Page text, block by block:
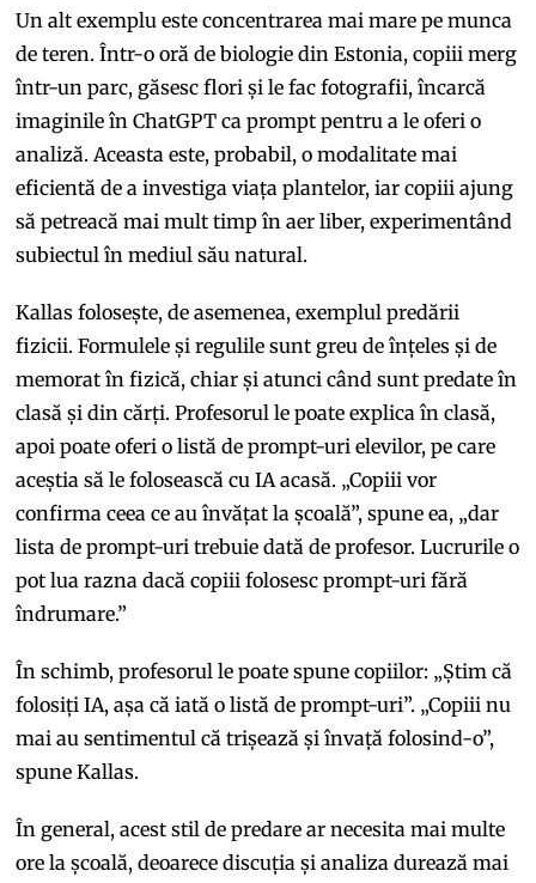
Un alt exemplu este concentrarea mai mare pe munca
de teren. Într-o oră de biologie din Estonia, copiii merg
într-un parc, găsesc flori și le fac fotografii, încarcă
imaginile în ChatGPT ca prompt pentru a le oferi o
analiză. Aceasta este, probabil, o modalitate mai
eficientă de a investiga viața plantelor, iar copiii ajung
să petreacă mai mult timp în aer liber, experimentând
subiectul în mediul său natural.
Kallas folosește, de asemenea, exemplul predării
fizicii. Formulele și regulile sunt greu de înțeles și de
memorat în fizică, chiar și atunci când sunt predate în
clasă și din cărți. Profesorul le poate explica în clasă,
apoi poate oferi o listă de prompt-uri elevilor, pe care
aceștia să le folosească cu IA acasă. „Copiii vor
confirma ceea ce au învățat la școală”, spune ea, „dar
lista de prompt-uri trebuie dată de profesor. Lucrurile o
pot lua razna dacă copiii folosesc prompt-uri fără
îndrumare.”
În schimb, profesorul le poate spune copiilor: „Știm că
folosiți IA, așa că iată o listă de prompt-uri”. „Copiii nu
mai au sentimentul că trișează și învață folosind-o”,
spune Kallas.
În general, acest stil de predare ar necesita mai multe
ore la școală, deoarece discuția și analiza durează mai